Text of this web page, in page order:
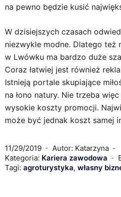
na pewno będzie kusić
W dzisiejszych czasach
niezwykle modne. Dlatego też
w Lwówku ma bardzo duże
Coraz łatwiej jest również
Istnieją portale skupiające
na łono natury. Nie trzeba
wysokie koszty promocji.
może być jednak koszt samej
11/29/2019
Autor: Katarzyna
Kategoria: Kariera zawodowa
Tagi: agroturystyka, własny